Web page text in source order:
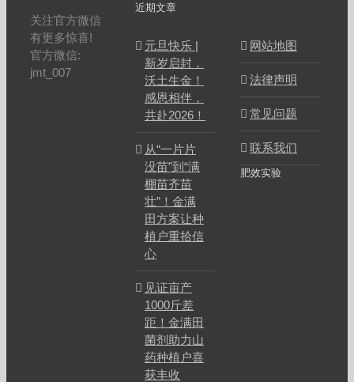
关注官方微信
有更多惊喜!
官方微信:
jmt_007
近期文章
元旦快乐 |
新岁启封，
沃土生金！
感恩相伴，
共赴2026！
从“一片片
没苗”到“满
棚苗齐苗
壮”！金满
田方案让种
植户重拾信
心
见证亩产
1000斤差
距！金满田
菌剂助力山
药种植户喜
获丰收
网站地图
法律声明
常见问题
联系我们
肥效实验